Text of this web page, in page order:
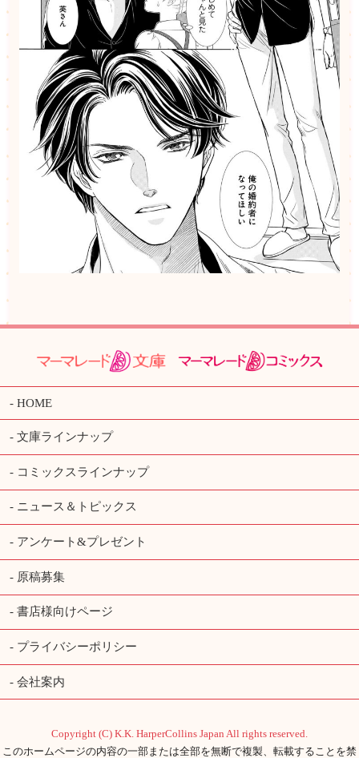
HOME
文庫ラインナップ
コミックスラインナップ
ニュース＆トピックス
アンケート&プレゼント
原稿募集
書店様向けページ
プライバシーポリシー
会社案内
Copyright (C) K.K. HarperCollins Japan All rights reserved.
このホームページの内容の一部または全部を無断で複製、転載することを禁